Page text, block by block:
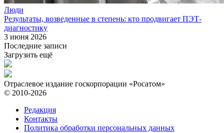
Люди
Результаты, возведенные в степень: кто продвигает ПЭТ-
диагностику
3 июня 2026
Последние записи
Загрузить ещё
Отраслевое издание госкорпорации «Росатом»
© 2010-2026
Редакция
Контакты
Политика обработки персональных данных